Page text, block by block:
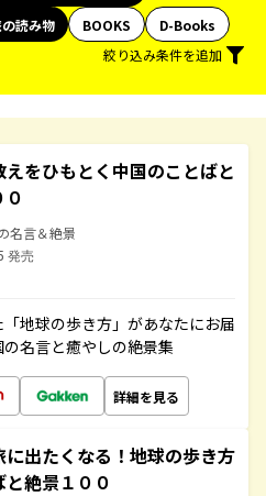
読み物 BOOKS
D-Books
絞り込み条件を追加
えをひもとく中国のことばと
名言＆絶景
発売
地球の歩き方」があなたにお届
名言と癒やしの絶景集
詳細を見る
に出たくなる！地球の歩き方
と絶景１００